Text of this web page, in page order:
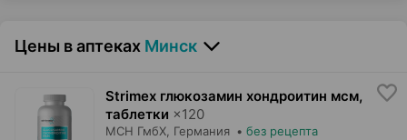
Цены в аптеках Минск
Strimex глюкозамин хондроитин мсм,
таблетки ×120
МСН ГмбХ, Германия • без рецепта